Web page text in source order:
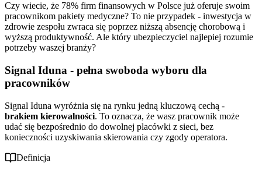
Czy wiecie, że 78% firm finansowych w Polsce już oferuje swoim
pracownikom pakiety medyczne? To nie przypadek - inwestycja w
zdrowie zespołu zwraca się poprzez niższą absencję chorobową i
wyższą produktywność. Ale który ubezpieczyciel najlepiej rozumie
potrzeby waszej branży?
Signal Iduna - pełna swoboda wyboru dla
pracowników
Signal Iduna wyróżnia się na rynku jedną kluczową cechą -
brakiem kierowalności. To oznacza, że wasz pracownik może
udać się bezpośrednio do dowolnej placówki z sieci, bez
konieczności uzyskiwania skierowania czy zgody operatora.
Definicja